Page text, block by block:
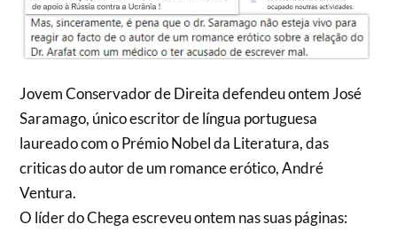
Jovem Conservador de Direita defendeu ontem José
Saramago, único escritor de língua portuguesa
laureado com o Prémio Nobel da Literatura, das
criticas do autor de um romance erótico, André
Ventura.
O líder do Chega escreveu ontem nas suas páginas: